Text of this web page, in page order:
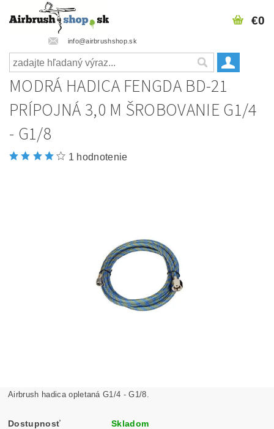
info@airbrushshop.sk
€0
MODRÁ HADICA FENGDA BD-21
PRÍPOJNÁ 3,0 M ŠROBOVANIE G1/4
- G1/8
1 hodnotenie
Airbrush hadica opletaná G1/4 - G1/8.
Dostupnosť Skladom